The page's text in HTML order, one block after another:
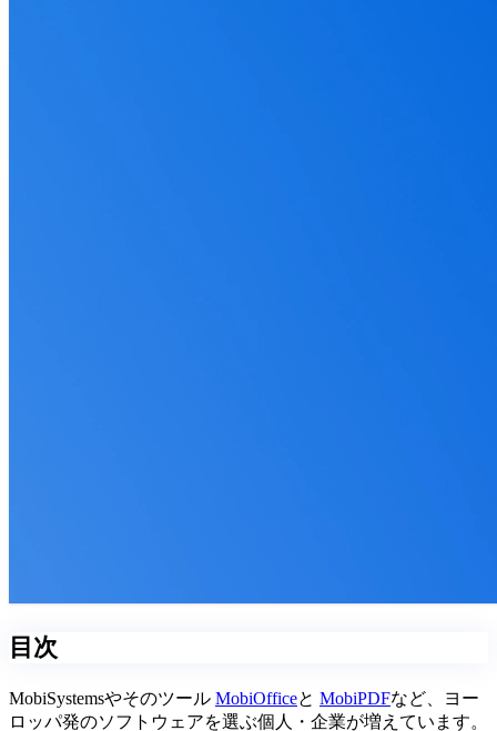
目次
MobiSystemsやそのツール MobiOfficeと MobiPDFなど、ヨー
ロッパ発のソフトウェアを選ぶ個人・企業が増えています。